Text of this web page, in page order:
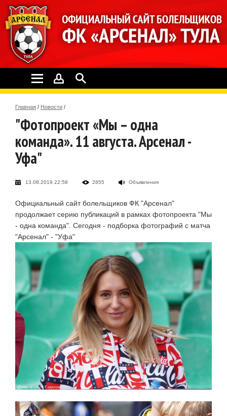
Главная / Новости /
"Фотопроект «Мы – одна
команда». 11 августа. Арсенал -
Уфа"
13.08.2019 22:58 2855 Объявления
Официальный сайт болельщиков ФК "Арсенал"
продолжает серию публикаций в рамках фотопроекта "Мы
- одна команда". Сегодня - подборка фотографий с матча
"Арсенал" - "Уфа"